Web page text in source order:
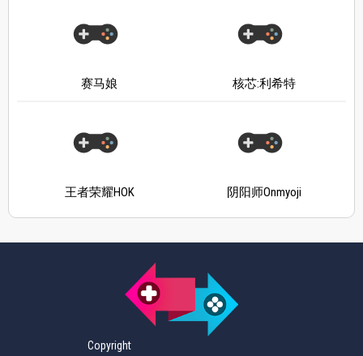
赛马娘 核芯:利希特
王者荣耀HOK 阴阳师Onmyoji
Copyright